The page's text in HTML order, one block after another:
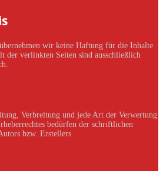
wir keine Haftung für die Inhalte
der verlinkten Seiten sind ausschließlich
Verbreitung und jede Art der Verwertung
bedürfen der schriftlichen
bzw. Erstellers.